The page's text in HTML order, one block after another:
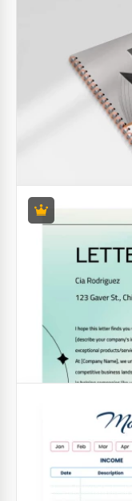
Elenchi di controllo
Checklist di